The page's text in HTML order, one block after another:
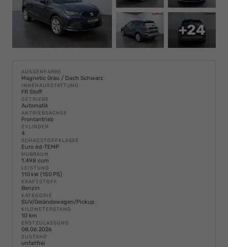
+24
AUSSENFARBE
Magnetic Grau / Dach Schwarz
INNENAUSSTATTUNG
FR Stoff
GETRIEBE
Automatik
ANTRIEBSACHSE
Frontantrieb
ZYLINDER
4
SCHADSTOFFKLASSE
Euro 6d-TEMP
HUBRAUM
1.498 ccm
LEISTUNG
110 kW (150 PS)
KRAFTSTOFF
Benzin
KATEGORIE
SUV/Geländewagen/Pickup
KILOMETERSTAND
10 km
ERSTZULASSUNG
08.06.2026
ZUSTAND
unfallfrei